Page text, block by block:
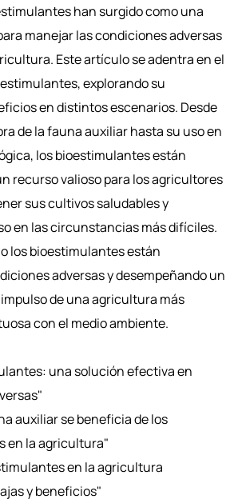
han surgido como una
manejar las condiciones adversas
Este artículo se adentra en el
explorando su
en distintos escenarios. Desde
de la fauna auxiliar hasta su uso en
los bioestimulantes están
recurso valioso para los agricultores
sus cultivos saludables y
en las circunstancias más difíciles.
los bioestimulantes están
adversas y desempeñando un
de una agricultura más
con el medio ambiente.
una solución efectiva en
auxiliar se beneficia de los
en la agricultura"
en la agricultura
y beneficios"